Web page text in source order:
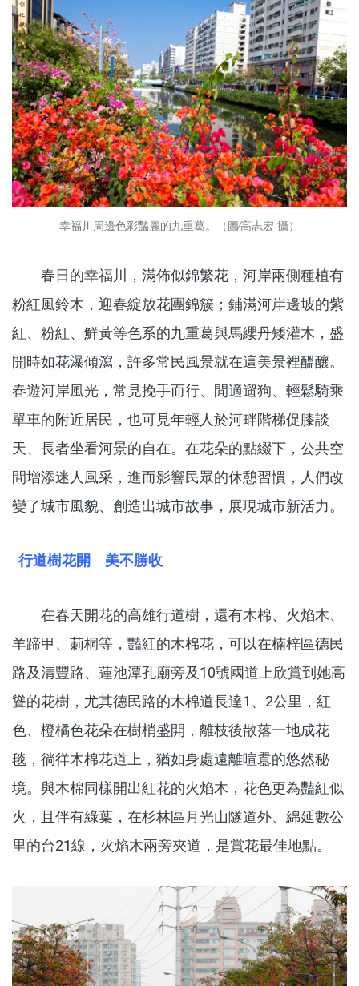
幸福川周邊色彩豔麗的九重葛。（圖∕高志宏 攝）
春日的幸福川，滿佈似錦繁花，河岸兩側種植有
粉紅風鈴木，迎春綻放花團錦簇；鋪滿河岸邊坡的紫
紅、粉紅、鮮黃等色系的九重葛與馬纓丹矮灌木，盛
開時如花瀑傾瀉，許多常民風景就在這美景裡醞釀。
春遊河岸風光，常見挽手而行、閒適遛狗、輕鬆騎乘
單車的附近居民，也可見年輕人於河畔階梯促膝談
天、長者坐看河景的自在。在花朵的點綴下，公共空
間增添迷人風采，進而影響民眾的休憩習慣，人們改
變了城市風貌、創造出城市故事，展現城市新活力。
行道樹花開 美不勝收
在春天開花的高雄行道樹，還有木棉、火焰木、
羊蹄甲、莿桐等，豔紅的木棉花，可以在楠梓區德民
路及清豐路、蓮池潭孔廟旁及10號國道上欣賞到她高
聳的花樹，尤其德民路的木棉道長達1、2公里，紅
色、橙橘色花朵在樹梢盛開，離枝後散落一地成花
毯，徜徉木棉花道上，猶如身處遠離喧囂的悠然秘
境。與木棉同樣開出紅花的火焰木，花色更為豔紅似
火，且伴有綠葉，在杉林區月光山隧道外、綿延數公
里的台21線，火焰木兩旁夾道，是賞花最佳地點。